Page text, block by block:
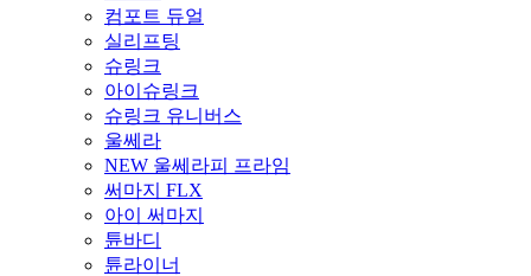
컴포트 듀얼
실리프팅
슈링크
아이슈링크
슈링크 유니버스
울쎄라
NEW 울쎄라피 프라임
써마지 FLX
아이 써마지
튠바디
튠라이너